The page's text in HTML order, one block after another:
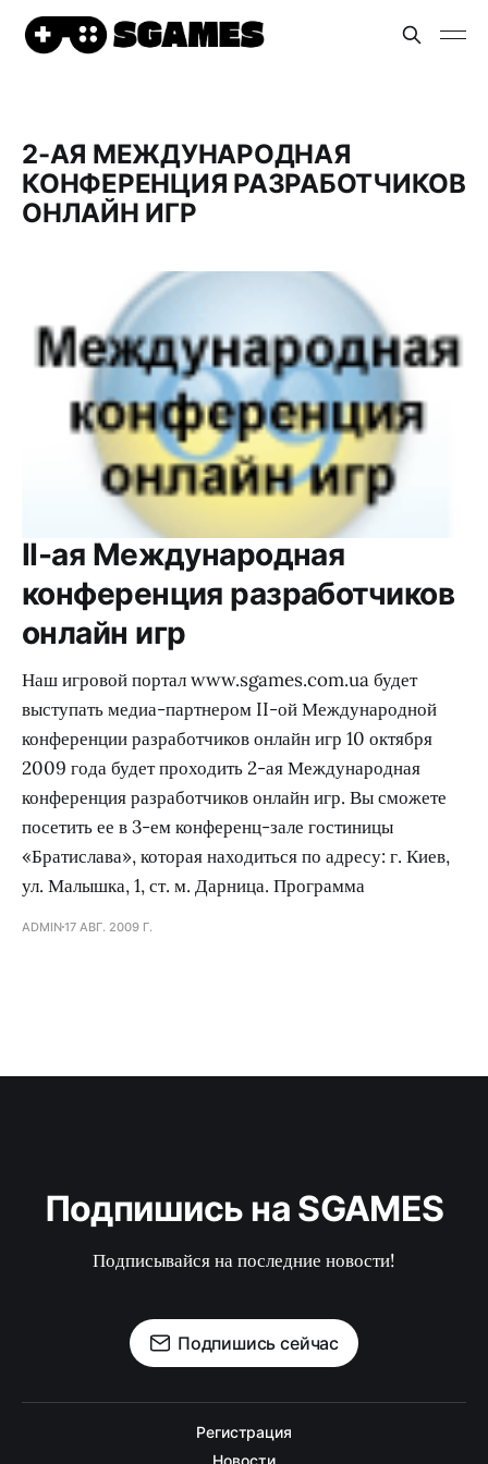
2-АЯ МЕЖДУНАРОДНАЯ
КОНФЕРЕНЦИЯ РАЗРАБОТЧИКОВ
ОНЛАЙН ИГР
II-ая Международная
конференция разработчиков
онлайн игр
Наш игровой портал www.sgames.com.ua будет
выступать медиа-партнером II-ой Международной
конференции разработчиков онлайн игр 10 октября
2009 года будет проходить 2-ая Международная
конференция разработчиков онлайн игр. Вы сможете
посетить ее в 3-ем конференц-зале гостиницы
«Братислава», которая находиться по адресу: г. Киев,
ул. Малышка, 1, ст. м. Дарница. Программа
ADMIN17 АВГ. 2009 Г.
Подпишись на SGAMES
Подписывайся на последние новости!
Подпишись сейчас
Регистрация
Новости